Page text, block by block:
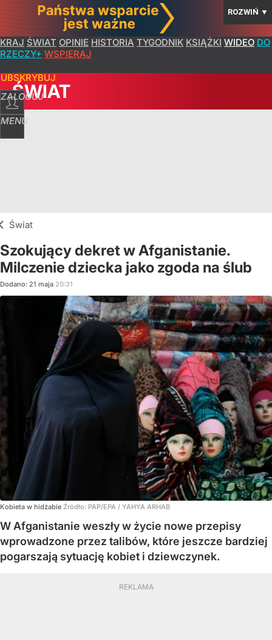
ROZWIŃ ▼
KRAJ ŚWIAT OPINIE HISTORIA TYGODNIK KSIĄŻKI WIDEO DO
RZECZY+ WSPIERAJ
ZALOGUJ
MENU
ŚWIAT
Świat
Szokujący dekret w Afganistanie.
Milczenie dziecka jako zgoda na ślub
Dodano: 21 maja 20:31
Kobieta w hidżabie Źródło: PAP/EPA / YAHYA ARHAB
W Afganistanie weszły w życie nowe przepisy
wprowadzone przez talibów, które jeszcze bardziej
pogarszają sytuację kobiet i dziewczynek.